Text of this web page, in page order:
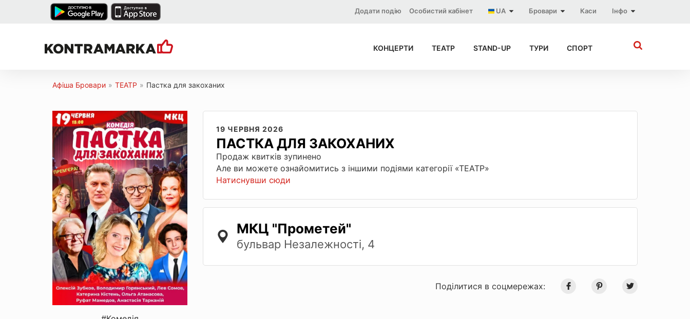
Інфо
Каси
Бровари
UA
Особистий кабінет
Додати подію
КОНЦЕРТИ ТЕАТР STAND-UP ТУРИ СПОРТ
Афіша Бровари » ТЕАТР » Пастка для закоханих
19 ЧЕРВНЯ 2026
ПАСТКА ДЛЯ ЗАКОХАНИХ
Продаж квитків зупинено
Але ви можете ознайомитись з іншими подіями категорії «ТЕАТР»
Натиснувши сюди
МКЦ "Прометей"
бульвар Незалежності, 4
Поділитися в соцмережах: